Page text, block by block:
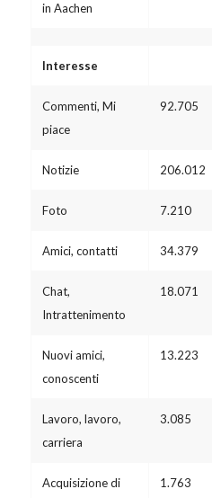
in Aachen
Interesse
Commenti, Mi
piace
92.705
Notizie 206.012
Foto 7.210
Amici, contatti 34.379
Chat,
Intrattenimento
18.071
Nuovi amici,
conoscenti
13.223
Lavoro, lavoro,
carriera
3.085
Acquisizione di
1.763